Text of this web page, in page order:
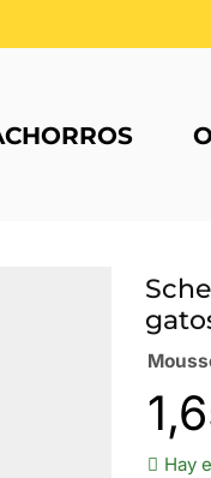
Hay